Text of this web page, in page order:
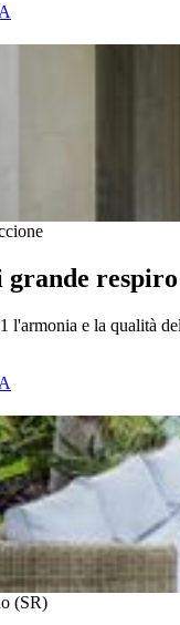
respiro
l'armonia e la qualità
(SR)